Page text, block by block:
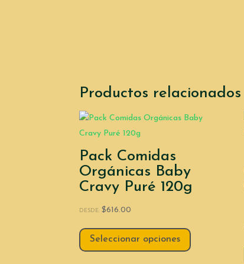
Productos relacionados
Pack Comidas
Orgánicas Baby
Cravy Puré 120g
DESDE:$616.00
Seleccionar opciones